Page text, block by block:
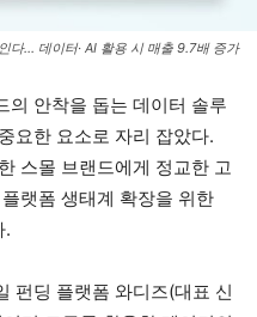
다… 데이터· AI 활용 시 매출 9.7배 증가
의 안착을 돕는 데이터 솔루
요한 요소로 자리 잡았다.
스몰 브랜드에게 정교한 고
랫폼 생태계 확장을 위한
.
펀딩 플랫폼 와디즈(대표 신